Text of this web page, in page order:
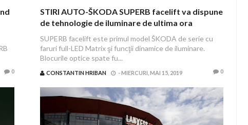
0
STIRI AUTO-ŠKODA SUPERB facelift va dispune
de tehnologie de iluminare de ultima ora
SUPERB facelift este primul model ŠKODA de serie cu
faruri full-LED Matrix şi funcţii dinamice de iluminare.
Blocurile optice spate fu...
CONSTANTIN HRIBAN -MIERCURI, MAI 15, 2019 0